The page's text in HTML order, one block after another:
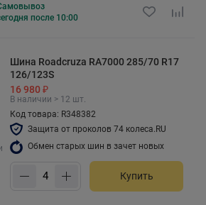
после 10:00
Шина Roadcruza RA7000 285/70 R17
126/123S
16 980 ₽
В наличии > 12 шт.
Код товара: R348382
Защита от проколов 74 колеса.RU
Обмен старых шин в зачет новых
Купить